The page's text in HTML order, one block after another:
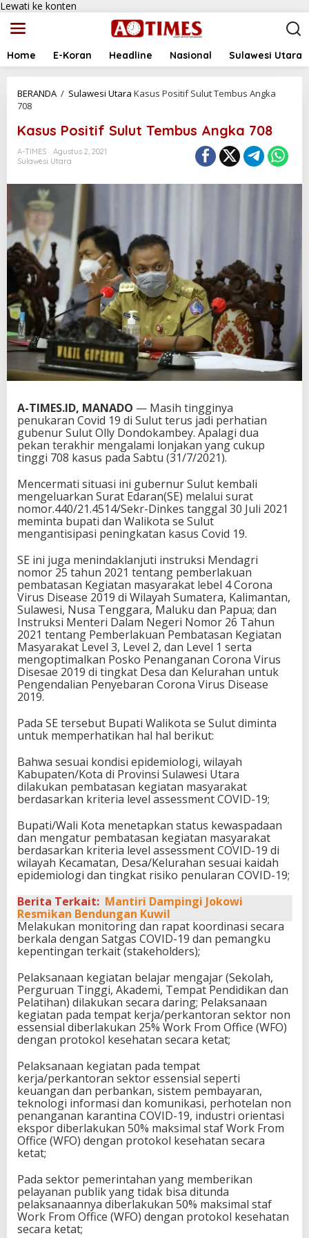
Lewati ke konten
Home E-Koran Headline Nasional Sulawesi Utara
BERANDA / Sulawesi Utara Kasus Positif Sulut Tembus Angka
708
Kasus Positif Sulut Tembus Angka 708
A-TIMES
Agustus 2, 2021
Sulawesi Utara
A-TIMES.ID, MANADO — Masih tingginya
penukaran Covid 19 di Sulut terus jadi perhatian
gubenur Sulut Olly Dondokambey. Apalagi dua
pekan terakhir mengalami lonjakan yang cukup
tinggi 708 kasus pada Sabtu (31/7/2021).
Mencermati situasi ini gubernur Sulut kembali
mengeluarkan Surat Edaran(SE) melalui surat
nomor.440/21.4514/Sekr-Dinkes tanggal 30 Juli 2021
meminta bupati dan Walikota se Sulut
mengantisipasi peningkatan kasus Covid 19.
SE ini juga menindaklanjuti instruksi Mendagri
nomor 25 tahun 2021 tentang pemberlakuan
pembatasan Kegiatan masyarakat lebel 4 Corona
Virus Disease 2019 di Wilayah Sumatera, Kalimantan,
Sulawesi, Nusa Tenggara, Maluku dan Papua; dan
Instruksi Menteri Dalam Negeri Nomor 26 Tahun
2021 tentang Pemberlakuan Pembatasan Kegiatan
Masyarakat Level 3, Level 2, dan Level 1 serta
mengoptimalkan Posko Penanganan Corona Virus
Disesae 2019 di tingkat Desa dan Kelurahan untuk
Pengendalian Penyebaran Corona Virus Disease
2019.
Pada SE tersebut Bupati Walikota se Sulut diminta
untuk memperhatikan hal hal berikut:
Bahwa sesuai kondisi epidemiologi, wilayah
Kabupaten/Kota di Provinsi Sulawesi Utara
dilakukan pembatasan kegiatan masyarakat
berdasarkan kriteria level assessment COVID-19;
Bupati/Wali Kota menetapkan status kewaspadaan
dan mengatur pembatasan kegiatan masyarakat
berdasarkan kriteria level assessment COVID-19 di
wilayah Kecamatan, Desa/Kelurahan sesuai kaidah
epidemiologi dan tingkat risiko penularan COVID-19;
Berita Terkait: Mantiri Dampingi Jokowi
Resmikan Bendungan Kuwil
Melakukan monitoring dan rapat koordinasi secara
berkala dengan Satgas COVID-19 dan pemangku
kepentingan terkait (stakeholders);
Pelaksanaan kegiatan belajar mengajar (Sekolah,
Perguruan Tinggi, Akademi, Tempat Pendidikan dan
Pelatihan) dilakukan secara daring; Pelaksanaan
kegiatan pada tempat kerja/perkantoran sektor non
essensial diberlakukan 25% Work From Office (WFO)
dengan protokol kesehatan secara ketat;
Pelaksanaan kegiatan pada tempat
kerja/perkantoran sektor essensial seperti
keuangan dan perbankan, sistem pembayaran,
teknologi informasi dan komunikasi, perhotelan non
penanganan karantina COVID-19, industri orientasi
ekspor diberlakukan 50% maksimal staf Work From
Office (WFO) dengan protokol kesehatan secara
ketat;
Pada sektor pemerintahan yang memberikan
pelayanan publik yang tidak bisa ditunda
pelaksanaannya diberlakukan 50% maksimal staf
Work From Office (WFO) dengan protokol kesehatan
secara ketat;